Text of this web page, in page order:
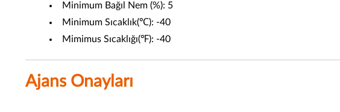
Minimum Bağıl Nem (%): 5
Minimum Sıcaklık(℃): -40
Mimimus Sıcaklığı(℉): -40
Ajans Onayları